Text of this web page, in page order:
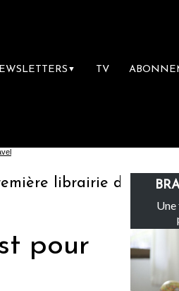
▼ TV
librairie du voyage
pour